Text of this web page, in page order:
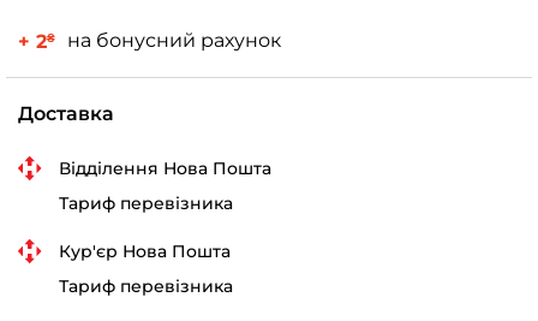
+ 2₴ на бонусний рахунок
Доставка
Відділення Нова Пошта
Тариф перевізника
Кур'єр Нова Пошта
Тариф перевізника